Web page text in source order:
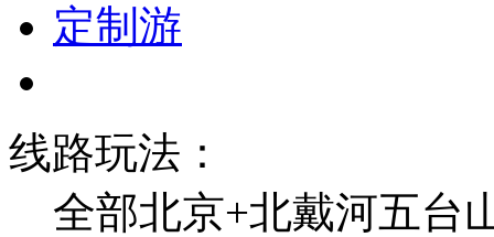
定制游
线路玩法：
全部北京+北戴河五台